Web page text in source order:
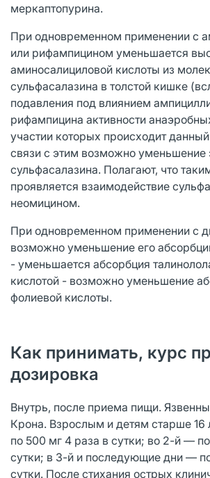
меркаптопурина.
При одновременном применении с
или рифампицином уменьшается
аминосалициловой кислоты из
сульфасалазина в толстой кишке
подавления под влиянием
рифампицина активности
участии которых происходит
связи с этим возможно уменьшение
сульфасалазина. Полагают, что
проявляется взаимодействие
неомицином.
При одновременном применении с
возможно уменьшение его
- уменьшается абсорбция
кислотой - возможно уменьшение
фолиевой кислоты.
Как принимать, курс
дозировка
Внутрь, после приема пищи.
Крона. Взрослым и детям старше 16
по 500 мг 4 раза в сутки; во 2-й — по
сутки; в 3-й и последующие дни —
сутки. После стихания острых